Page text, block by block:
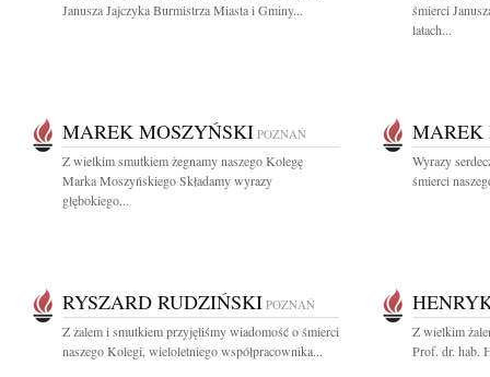
Janusza Jajczyka Burmistrza Miasta i Gminy...
śmierci
latach...
MAREK MOSZYŃSKI POZNAŃ
Z wielkim smutkiem żegnamy naszego Kolegę
Marka Moszyńskiego Składamy wyrazy
głębokiego...
MAREK
Wyrazy
śmierci
RYSZARD RUDZIŃSKI POZNAŃ
Z żalem i smutkiem przyjęliśmy wiadomość o śmierci
naszego Kolegi, wieloletniego współpracownika...
Z wielkim
Prof. dr. hab.